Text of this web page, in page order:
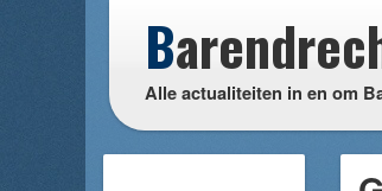
B
Alle actualiteiten in en om